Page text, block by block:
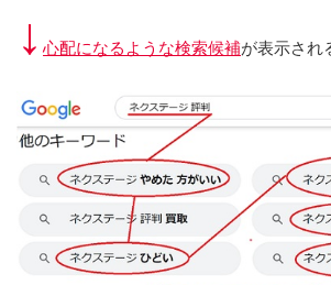
↓ 心配になるような検索候補が表示され